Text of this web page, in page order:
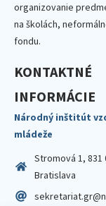
organizovanie
na školách,
fondu.
KONTAKTNÉ
INFORMÁCIE
Národný inštitút
mládeže
Stromová 1, 831
Bratislava